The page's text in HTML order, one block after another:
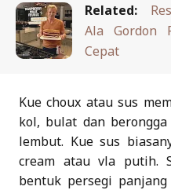
Related:
Ala Gordon
Cepat
Kue choux atau sus
kol, bulat dan
lembut. Kue sus
cream atau vla putih.
bentuk persegi